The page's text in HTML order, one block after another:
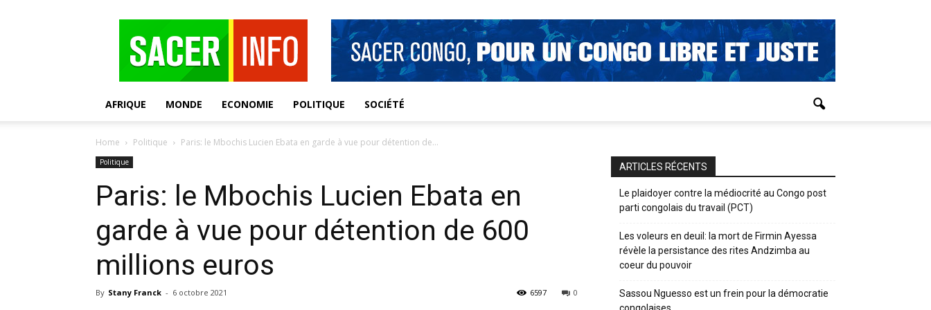
AFRIQUE MONDE ECONOMIE POLITIQUE SOCIÉTÉ
Home Politique Paris: le Mbochis Lucien Ebata en garde à vue pour détention de...
Politique
Paris: le Mbochis Lucien Ebata en
garde à vue pour détention de 600
millions euros
By Stany Franck - 6 octobre 2021 0
6597
ARTICLES RÉCENTS
Le plaidoyer contre la médiocrité au Congo post
parti congolais du travail (PCT)
Les voleurs en deuil: la mort de Firmin Ayessa
révèle la persistance des rites Andzimba au
coeur du pouvoir
Sassou Nguesso est un frein pour la démocratie